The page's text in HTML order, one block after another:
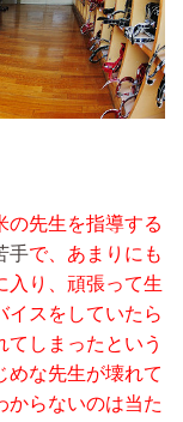
の先生を指導する
手で、あまりにも
入り、頑張って生
イスをしていたら
しまったという
めな先生が壊れて
からないのは当た